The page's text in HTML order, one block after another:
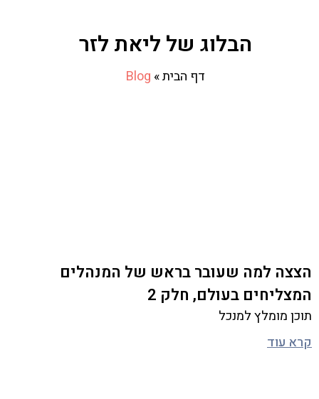
הבלוג של ליאת לזר
דף הבית»
Blog
הצצה למה שעובר בראש של המנהלים
המצליחים בעולם, חלק 2
תוכן מומלץ למנכל
קרא עוד